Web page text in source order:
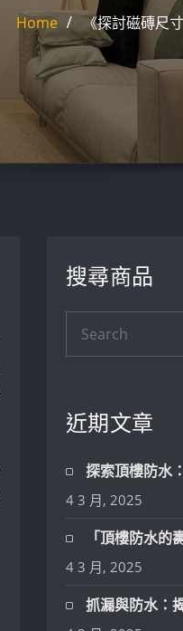
Home 《探討磁磚尺
搜尋商品
近期文章
探索頂樓防水
4 3 月, 2025
「頂樓防水的
4 3 月, 2025
抓漏與防水：